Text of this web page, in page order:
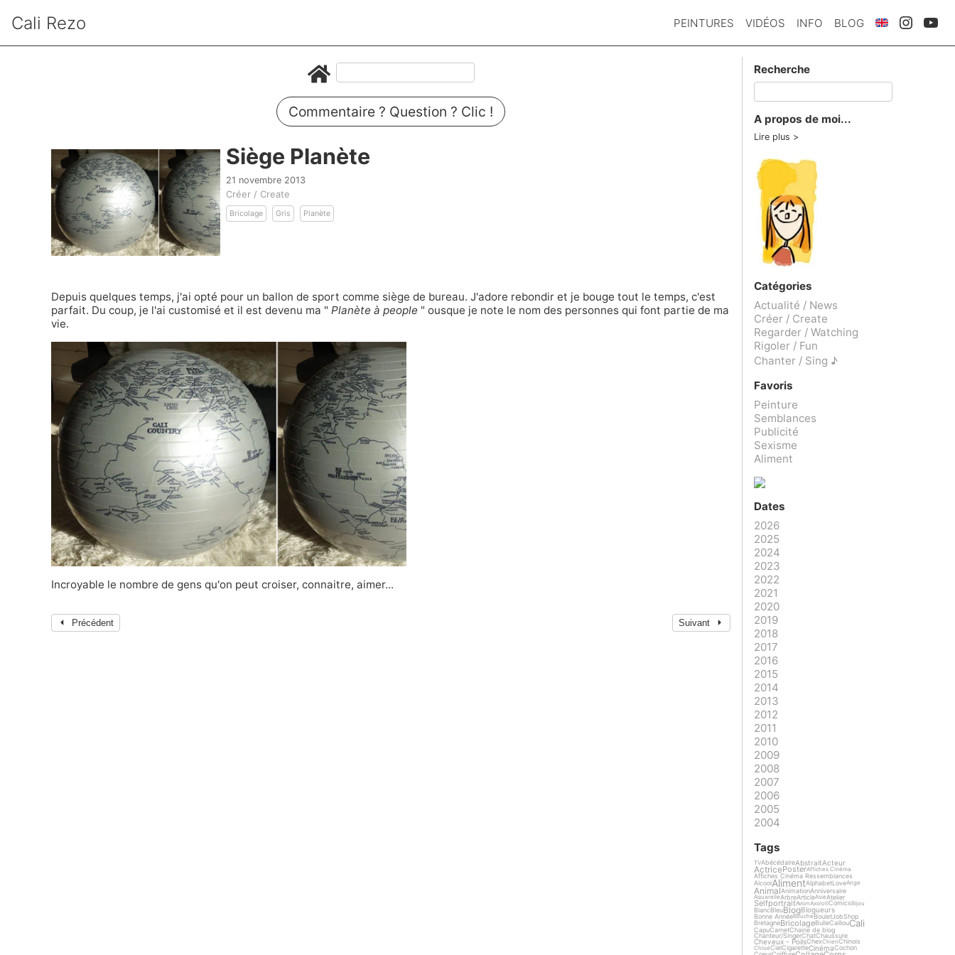
Cali Rezo PEINTURES VIDÉOS INFO BLOG
Commentaire ? Question ? Clic !
Siège Planète
21 novembre 2013
Créer / Create
Bricolage Gris Planète
Depuis quelques temps, j'ai opté pour un ballon de sport comme siège de bureau. J'adore rebondir et je bouge tout le temps, c'est
parfait. Du coup, je l'ai customisé et il est devenu ma " Planète à people " ousque je note le nom des personnes qui font partie de ma
vie.
Incroyable le nombre de gens qu'on peut croiser, connaitre, aimer...
Précédent Suivant
Recherche
A propos de moi...
Lire plus
Catégories
Actualité / News
Créer / Create
Regarder / Watching
Rigoler / Fun
Chanter / Sing ♪
Favoris
Peinture
Semblances
Publicité
Sexisme
Aliment
Dates
2026
2025
2024
2023
2022
2021
2020
2019
2018
2017
2016
2015
2014
2013
2012
2011
2010
2009
2008
2007
2006
2005
2004
Tags
TVAbécédaireAbstraitActeur
ActricePosterAffiches Cinéma
Affiches Cinéma Ressemblances
AlcoolAlimentAlphabetLoveAnge
AnimalAnimationAnniversaire
AquarelleArbreArticleAsieAtelier
SelfportraitAvionAxolotlComicsBijou
BlancBleuBlogBlogueurs
Bonne AnnéeBoucheBouletJobShop
BretagneBricolageBulleCaillouCali
CapuCarnetChaine de blog
Chanteur/SingerChatChaussure
Cheveux - PoilsChexChienChinois
ChloéCielCigaretteCinémaCochon